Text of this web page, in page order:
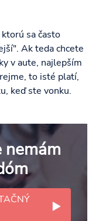
sa často
Ak teda chcete
v aute, najlepším
to isté platí,
keď ste vonku.
nemám